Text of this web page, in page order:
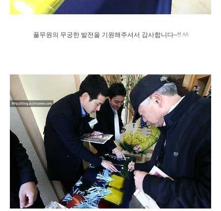
풀무원의 무궁한 발전을 기원해주셔서 감사합니다~!! ^^